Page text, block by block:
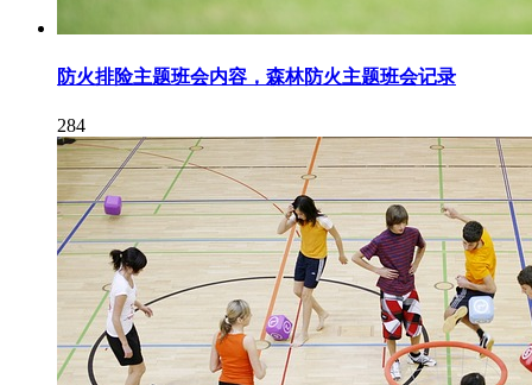
防火排险主题班会内容，森林防火主题班会记录
284